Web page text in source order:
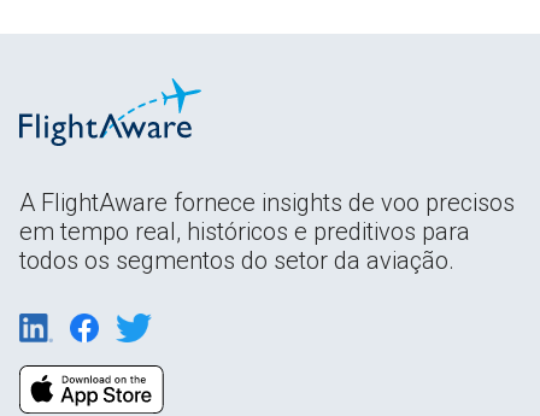
A FlightAware fornece insights de voo precisos
em tempo real, históricos e preditivos para
todos os segmentos do setor da aviação.